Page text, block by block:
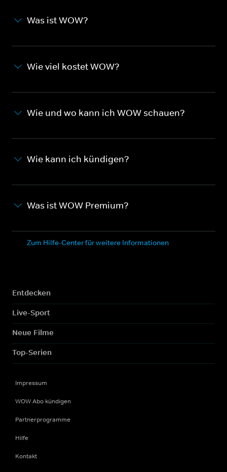
Was ist WOW?
Wie viel kostet WOW?
Wie und wo kann ich WOW schauen?
Wie kann ich kündigen?
Was ist WOW Premium?
Zum Hilfe-Center für weitere Informationen
Entdecken
Live-Sport
Neue Filme
Top-Serien
Impressum
WOW Abo kündigen
Partnerprogramme
Hilfe
Kontakt